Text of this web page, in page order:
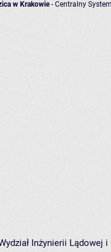
w Krakowie- Centralny
Inżynierii Lądowej